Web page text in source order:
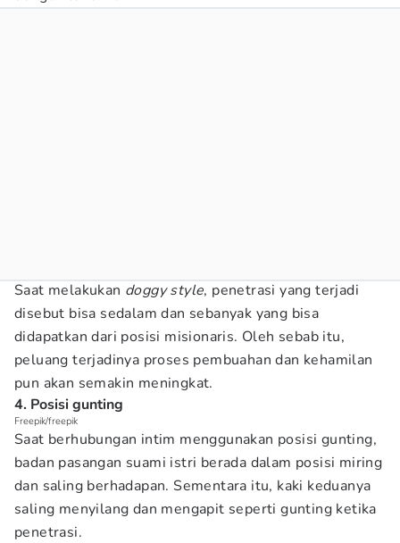
Saat melakukan doggy style, penetrasi yang terjadi
disebut bisa sedalam dan sebanyak yang bisa
didapatkan dari posisi misionaris. Oleh sebab itu,
peluang terjadinya proses pembuahan dan kehamilan
pun akan semakin meningkat.
4. Posisi gunting
Freepik/freepik
Saat berhubungan intim menggunakan posisi gunting,
badan pasangan suami istri berada dalam posisi miring
dan saling berhadapan. Sementara itu, kaki keduanya
saling menyilang dan mengapit seperti gunting ketika
penetrasi.